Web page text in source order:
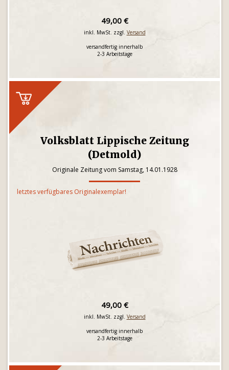
49,00 €
inkl. MwSt. zzgl. Versand
versandfertig innerhalb
2-3 Arbeitstage
Volksblatt Lippische Zeitung
(Detmold)
Originale Zeitung vom Samstag, 14.01.1928
letztes verfügbares Originalexemplar!
49,00 €
inkl. MwSt. zzgl. Versand
versandfertig innerhalb
2-3 Arbeitstage